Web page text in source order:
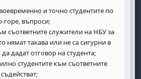
и точно студентите по
горе, въпроси;
съответните служители на НБУ за
нямат такава или не са сигурни в
дадат отговор на студента;
студентите към съответните